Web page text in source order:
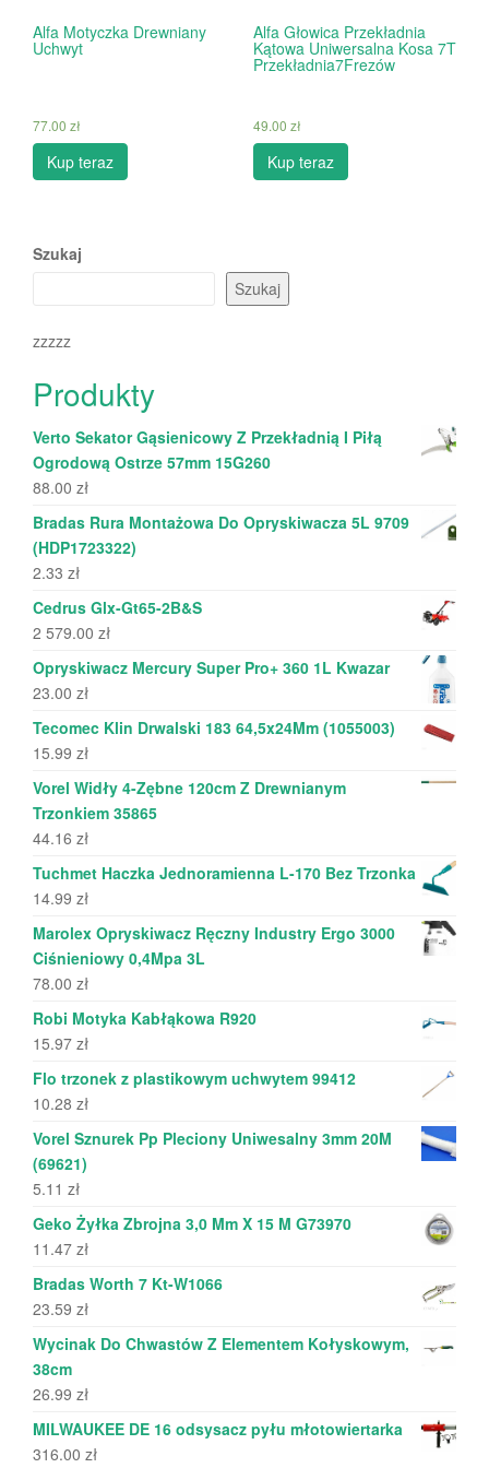
Alfa Motyczka Drewniany
Uchwyt
77.00 zł
Kup teraz
Alfa Głowica Przekładnia
Kątowa Uniwersalna Kosa 7T
Przekładnia7Frezów
49.00 zł
Kup teraz
Szukaj
Szukaj
zzzzz
Produkty
Verto Sekator Gąsienicowy Z Przekładnią I Piłą
Ogrodową Ostrze 57mm 15G260
88.00 zł
Bradas Rura Montażowa Do Opryskiwacza 5L 9709
(HDP1723322)
2.33 zł
Cedrus Glx-Gt65-2B&S
2 579.00 zł
Opryskiwacz Mercury Super Pro+ 360 1L Kwazar
23.00 zł
Tecomec Klin Drwalski 183 64,5x24Mm (1055003)
15.99 zł
Vorel Widły 4-Zębne 120cm Z Drewnianym
Trzonkiem 35865
44.16 zł
Tuchmet Haczka Jednoramienna L-170 Bez Trzonka
14.99 zł
Marolex Opryskiwacz Ręczny Industry Ergo 3000
Ciśnieniowy 0,4Mpa 3L
78.00 zł
Robi Motyka Kabłąkowa R920
15.97 zł
Flo trzonek z plastikowym uchwytem 99412
10.28 zł
Vorel Sznurek Pp Pleciony Uniwesalny 3mm 20M
(69621)
5.11 zł
Geko Żyłka Zbrojna 3,0 Mm X 15 M G73970
11.47 zł
Bradas Worth 7 Kt-W1066
23.59 zł
Wycinak Do Chwastów Z Elementem Kołyskowym,
38cm
26.99 zł
MILWAUKEE DE 16 odsysacz pyłu młotowiertarka
316.00 zł